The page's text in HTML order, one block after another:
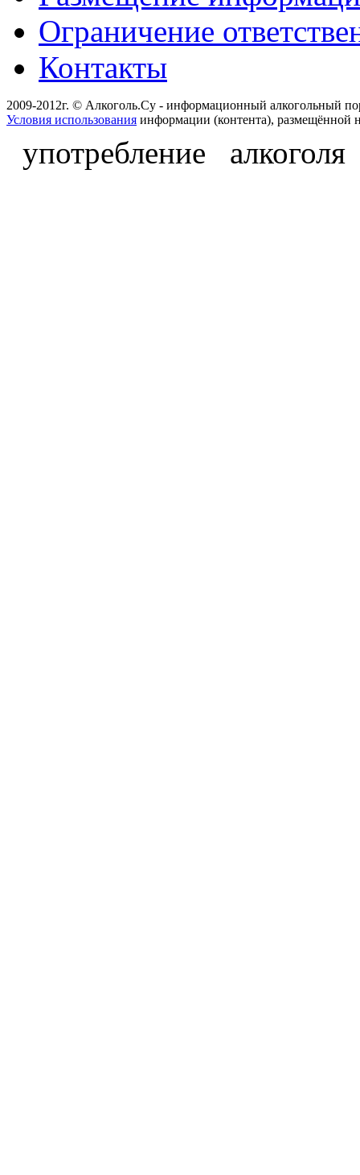
Ограничение
Контакты
2009-2012г. © Алкоголь.Су - информационный алкогольный
Условия использования информации (контента), размещённой
употребление